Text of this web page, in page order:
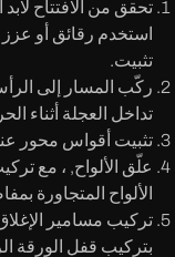
تحقق من الافتتاح
استخدم رقائق أو
تثبيت.
ركّب المسار
إلى
تداخل العجلة أثناء
تثبيت أقواس محور
علّق الألواح, ، مع
الألواح المتجاورة
تركيب مسامير
بتركيب قفل الورقة